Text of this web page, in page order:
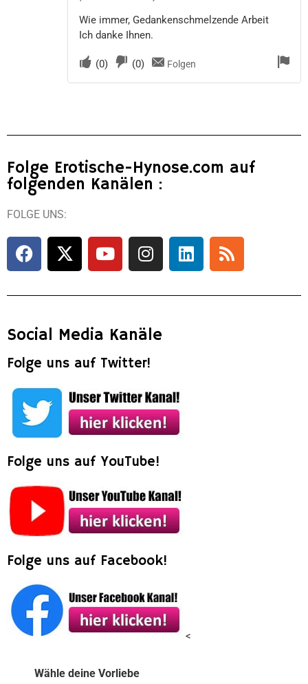
Wie immer, Gedankenschmelzende Arbeit
Ich danke Ihnen.
(0) (0) Folgen
Folge Erotische-Hynose.com auf
folgenden Kanälen :
FOLGE UNS:
Social Media Kanäle
Folge uns auf Twitter!
Folge uns auf YouTube!
Folge uns auf Facebook!
<
Wähle deine Vorliebe